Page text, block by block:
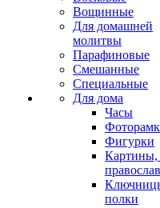
Вощинные
Для домашней
молитвы
Парафиновые
Смешанные
Специальные
Для дома
Часы
Фигурки
Картины,
полки